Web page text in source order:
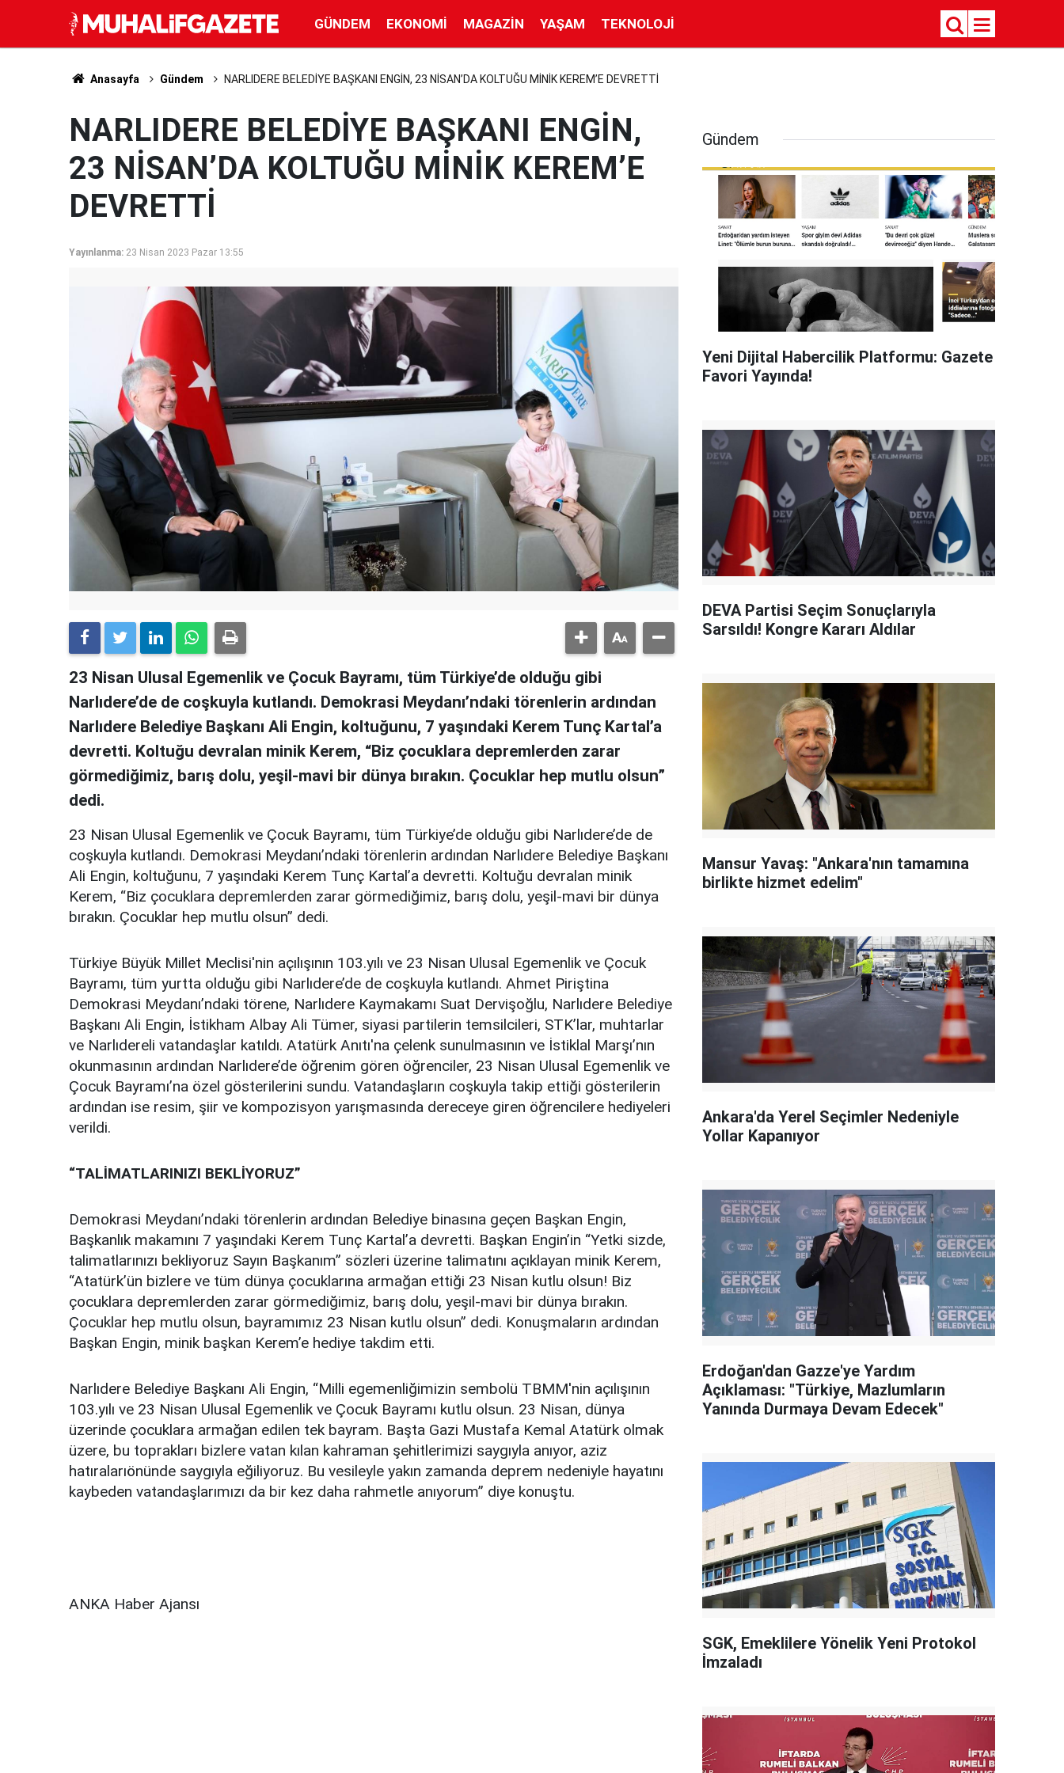
GÜNDEM EKONOMI MAGAZIN YAŞAM TEKNOLOJI
Anasayfa Gündem NARLIDERE BELEDİYE BAŞKANI ENGİN, 23 NİSAN’DA KOLTUĞU MİNİK KEREM’E DEVRETTİ
NARLIDERE BELEDİYE BAŞKANI ENGİN,
23 NİSAN’DA KOLTUĞU MİNİK KEREM’E
DEVRETTİ
Yayınlanma: 23 Nisan 2023 Pazar 13:55
23 Nisan Ulusal Egemenlik ve Çocuk Bayramı, tüm Türkiye’de olduğu gibi
Narlıdere’de de coşkuyla kutlandı. Demokrasi Meydanı’ndaki törenlerin ardından
Narlıdere Belediye Başkanı Ali Engin, koltuğunu, 7 yaşındaki Kerem Tunç Kartal’a
devretti. Koltuğu devralan minik Kerem, “Biz çocuklara depremlerden zarar
görmediğimiz, barış dolu, yeşil-mavi bir dünya bırakın. Çocuklar hep mutlu olsun”
dedi.
23 Nisan Ulusal Egemenlik ve Çocuk Bayramı, tüm Türkiye’de olduğu gibi Narlıdere’de de
coşkuyla kutlandı. Demokrasi Meydanı’ndaki törenlerin ardından Narlıdere Belediye Başkanı
Ali Engin, koltuğunu, 7 yaşındaki Kerem Tunç Kartal’a devretti. Koltuğu devralan minik
Kerem, “Biz çocuklara depremlerden zarar görmediğimiz, barış dolu, yeşil-mavi bir dünya
bırakın. Çocuklar hep mutlu olsun” dedi.
Türkiye Büyük Millet Meclisi'nin açılışının 103.yılı ve 23 Nisan Ulusal Egemenlik ve Çocuk
Bayramı, tüm yurtta olduğu gibi Narlıdere’de de coşkuyla kutlandı. Ahmet Piriştina
Demokrasi Meydanı’ndaki törene, Narlıdere Kaymakamı Suat Dervişoğlu, Narlıdere Belediye
Başkanı Ali Engin, İstikham Albay Ali Tümer, siyasi partilerin temsilcileri, STK’lar, muhtarlar
ve Narlıdereli vatandaşlar katıldı. Atatürk Anıtı'na çelenk sunulmasının ve İstiklal Marşı’nın
okunmasının ardından Narlıdere’de öğrenim gören öğrenciler, 23 Nisan Ulusal Egemenlik ve
Çocuk Bayramı’na özel gösterilerini sundu. Vatandaşların coşkuyla takip ettiği gösterilerin
ardından ise resim, şiir ve kompozisyon yarışmasında dereceye giren öğrencilere hediyeleri
verildi.
“TALİMATLARINIZI BEKLİYORUZ”
Demokrasi Meydanı’ndaki törenlerin ardından Belediye binasına geçen Başkan Engin,
Başkanlık makamını 7 yaşındaki Kerem Tunç Kartal’a devretti. Başkan Engin’in “Yetki sizde,
talimatlarınızı bekliyoruz Sayın Başkanım” sözleri üzerine talimatını açıklayan minik Kerem,
“Atatürk’ün bizlere ve tüm dünya çocuklarına armağan ettiği 23 Nisan kutlu olsun! Biz
çocuklara depremlerden zarar görmediğimiz, barış dolu, yeşil-mavi bir dünya bırakın.
Çocuklar hep mutlu olsun, bayramımız 23 Nisan kutlu olsun” dedi. Konuşmaların ardından
Başkan Engin, minik başkan Kerem’e hediye takdim etti.
Narlıdere Belediye Başkanı Ali Engin, “Milli egemenliğimizin sembolü TBMM'nin açılışının
103.yılı ve 23 Nisan Ulusal Egemenlik ve Çocuk Bayramı kutlu olsun. 23 Nisan, dünya
üzerinde çocuklara armağan edilen tek bayram. Başta Gazi Mustafa Kemal Atatürk olmak
üzere, bu toprakları bizlere vatan kılan kahraman şehitlerimizi saygıyla anıyor, aziz
hatıralarıönünde saygıyla eğiliyoruz. Bu vesileyle yakın zamanda deprem nedeniyle hayatını
kaybeden vatandaşlarımızı da bir kez daha rahmetle anıyorum” diye konuştu.
ANKA Haber Ajansı
Gündem
Yeni Dijital Habercilik Platformu: Gazete
Favori Yayında!
DEVA Partisi Seçim Sonuçlarıyla
Sarsıldı! Kongre Kararı Aldılar
Mansur Yavaş: "Ankara'nın tamamına
birlikte hizmet edelim"
Ankara'da Yerel Seçimler Nedeniyle
Yollar Kapanıyor
Erdoğan'dan Gazze'ye Yardım
Açıklaması: "Türkiye, Mazlumların
Yanında Durmaya Devam Edecek"
SGK, Emeklilere Yönelik Yeni Protokol
İmzaladı